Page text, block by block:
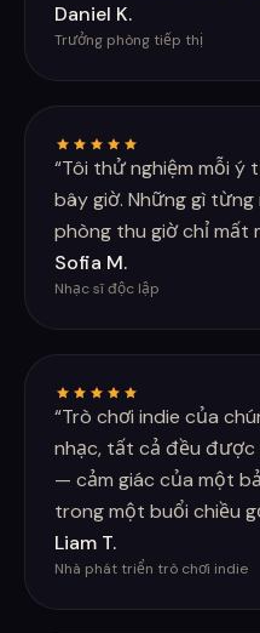
Daniel K.
Trưởng phòng tiếp thị
“Tôi thử nghiệm mỗi ý
bây giờ. Những gì
phòng thu giờ chỉ mất
Sofia M.
Nhạc sĩ độc lập
“Trò chơi indie của
nhạc, tất cả đều được
— cảm giác của một
trong một buổi chiều
Liam T.
Nhà phát triển trò chơi indie